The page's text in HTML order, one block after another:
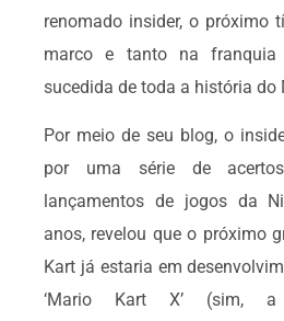
renomado insider, o próximo
marco e tanto na
sucedida de toda a história do
Por meio de seu blog, o
por uma série de
lançamentos de jogos da
anos, revelou que o próximo
Kart já estaria em
‘Mario Kart X’ (sim, a